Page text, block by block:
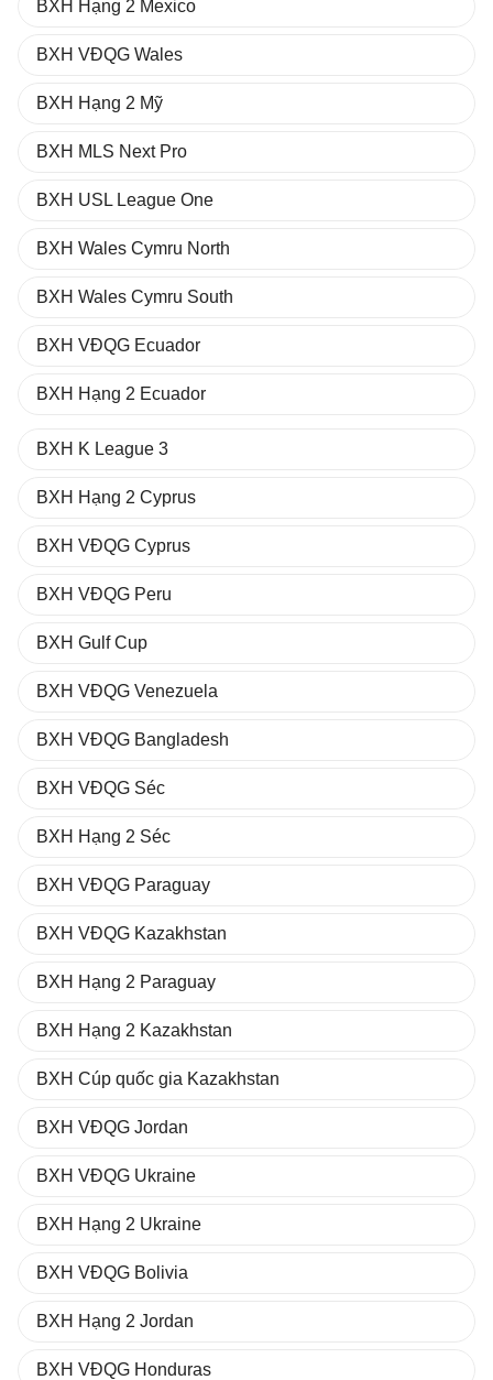
BXH Hạng 2 Mexico
BXH VĐQG Wales
BXH Hạng 2 Mỹ
BXH MLS Next Pro
BXH USL League One
BXH Wales Cymru North
BXH Wales Cymru South
BXH VĐQG Ecuador
BXH Hạng 2 Ecuador
BXH K League 3
BXH Hạng 2 Cyprus
BXH VĐQG Cyprus
BXH VĐQG Peru
BXH Gulf Cup
BXH VĐQG Venezuela
BXH VĐQG Bangladesh
BXH VĐQG Séc
BXH Hạng 2 Séc
BXH VĐQG Paraguay
BXH VĐQG Kazakhstan
BXH Hạng 2 Paraguay
BXH Hạng 2 Kazakhstan
BXH Cúp quốc gia Kazakhstan
BXH VĐQG Jordan
BXH VĐQG Ukraine
BXH Hạng 2 Ukraine
BXH VĐQG Bolivia
BXH Hạng 2 Jordan
BXH VĐQG Honduras